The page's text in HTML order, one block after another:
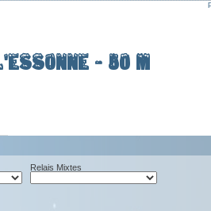
- 50 m
Relais Mixtes